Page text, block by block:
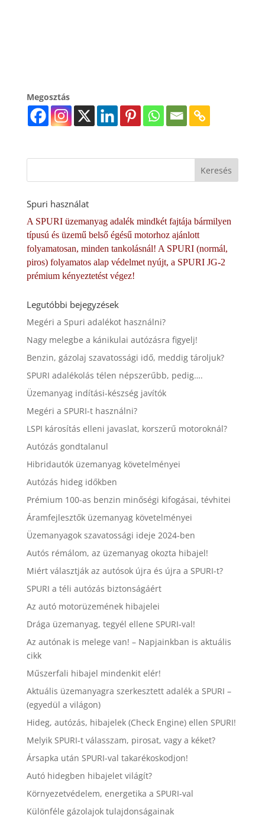
Megosztás
Spuri használat
A SPURI üzemanyag adalék mindkét fajtája bármilyen
típusú és üzemű belső égésű motorhoz ajánlott
folyamatosan, minden tankolásnál! A SPURI (normál,
piros) folyamatos alap védelmet nyújt, a SPURI JG-2
prémium kényeztetést végez!
Legutóbbi bejegyzések
Megéri a Spuri adalékot használni?
Nagy melegbe a kánikulai autózásra figyelj!
Benzin, gázolaj szavatossági idő, meddig tároljuk?
SPURI adalékolás télen népszerűbb, pedig….
Üzemanyag indítási-készség javítók
Megéri a SPURI-t használni?
LSPI károsítás elleni javaslat, korszerű motoroknál?
Autózás gondtalanul
Hibridautók üzemanyag követelményei
Autózás hideg időkben
Prémium 100-as benzin minőségi kifogásai, tévhitei
Áramfejlesztők üzemanyag követelményei
Üzemanyagok szavatossági ideje 2024-ben
Autós rémálom, az üzemanyag okozta hibajel!
Miért választják az autósok újra és újra a SPURI-t?
SPURI a téli autózás biztonságáért
Az autó motorüzemének hibajelei
Drága üzemanyag, tegyél ellene SPURI-val!
Az autónak is melege van! – Napjainkban is aktuális
cikk
Műszerfali hibajel mindenkit elér!
Aktuális üzemanyagra szerkesztett adalék a SPURI –
(egyedül a világon)
Hideg, autózás, hibajelek (Check Engine) ellen SPURI!
Melyik SPURI-t válasszam, pirosat, vagy a kéket?
Ársapka után SPURI-val takarékoskodjon!
Autó hidegben hibajelet világít?
Környezetvédelem, energetika a SPURI-val
Különféle gázolajok tulajdonságainak